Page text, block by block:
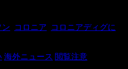
ン コロニア
コロニアディグに
海外ニュース 閲覧注意